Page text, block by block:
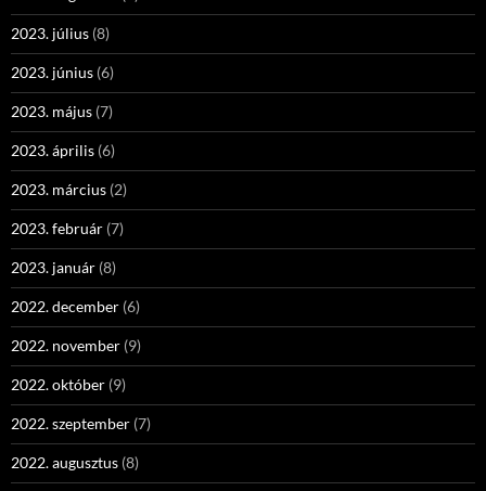
2023. július (8)
2023. június (6)
2023. május (7)
2023. április (6)
2023. március (2)
2023. február (7)
2023. január (8)
2022. december (6)
2022. november (9)
2022. október (9)
2022. szeptember (7)
2022. augusztus (8)